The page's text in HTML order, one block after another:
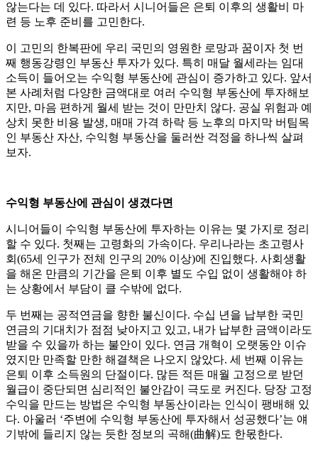
않는다는 데 있다. 따라서 시니어들은 은퇴 이후의 생활비 마
련 등 노후 준비를 고민한다.
이 고민의 한복판에 우리 국민의 영원한 로망과 꿈이자 첫 번
째 행동강령인 부동산 투자가 있다. 특히 매달 월세라는 임대
소득이 들어오는 수익형 부동산에 관심이 증가하고 있다. 앞서
본 사례처럼 다양한 금액대로 여러 수익형 부동산에 투자해보
지만, 마음 편하게 월세 받는 것이 만만치 않다. 공실 위험과 예
상치 못한 비용 발생, 매매 가격 하락 등 노후의 마지막 버팀목
인 부동산 자산, 수익형 부동산을 둘러싼 걱정을 하나씩 살펴
보자.
수익형 부동산에 관심이 생겼다면
시니어들이 수익형 부동산에 투자하는 이유는 몇 가지로 정리
할 수 있다. 첫째는 고령화의 가속이다. 우리나라는 초고령사
회(65세 인구가 전체 인구의 20% 이상)에 진입했다. 사회생활
을 해온 만큼의 기간을 은퇴 이후 별도 수입 없이 생활해야 하
는 상황에서 부담이 클 수밖에 없다.
두 번째는 공적연금을 향한 불신이다. 수십 년을 납부한 국민
연금의 기대치가 점점 낮아지고 있고, 내가 납부한 금액이라도
받을 수 있을까 하는 불안이 있다. 연금 개혁이 오랫동안 이슈
였지만 만족할 만한 해결책은 나오지 않았다. 세 번째 이유는
은퇴 이후 소득원의 단절이다. 많든 적든 매월 고정으로 받던
월급이 중단되면 심리적인 불안감이 극도로 커진다. 당장 고정
수익을 만드는 방법은 수익형 부동산이라는 인식이 팽배해 있
다. 아울러 ‘주변에 수익형 부동산에 투자해서 성공했다’는 얘
기밖에 들리지 않는 듯한 정보의 곡해(曲解)도 한몫한다.